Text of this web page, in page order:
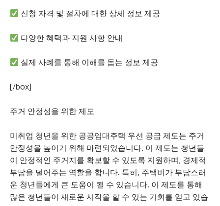
신청 자격 및 절차에 대한 상세 정보 제공
다양한 혜택과 지원 사항 안내
실제 사례를 통해 이해를 돕는 정보 제공
[/box]
주거 안정성을 위한 제도
미취업 청년을 위한 공공임대주택 우선 공급 제도는 주거
안정성을 높이기 위해 마련되었습니다. 이 제도는 청년들
이 안정적인 주거지를 확보할 수 있도록 지원하며, 경제적
부담을 덜어주는 역할을 합니다. 특히, 주택비가 부담스러
운 청년들에게 큰 도움이 될 수 있습니다. 이 제도를 통해
많은 청년들이 새로운 시작을 할 수 있는 기회를 얻고 있습